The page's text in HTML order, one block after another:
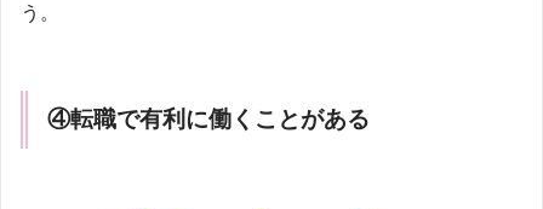
う。
④転職で有利に働くことがある